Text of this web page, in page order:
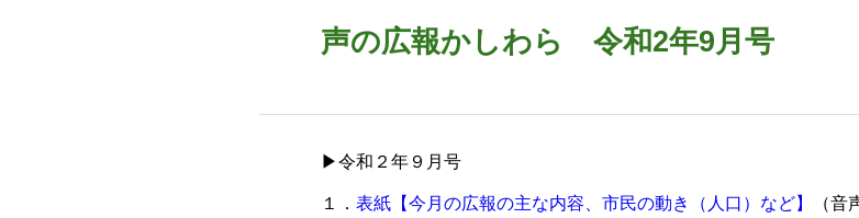
声の広報かしわら 令和2年9月号
▶令和２年９月号
１． 表紙【今月の広報の主な内容、市民の動き（人口）など】 （音